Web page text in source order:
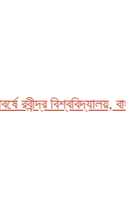
বিশ্ববিদ্যালয়,